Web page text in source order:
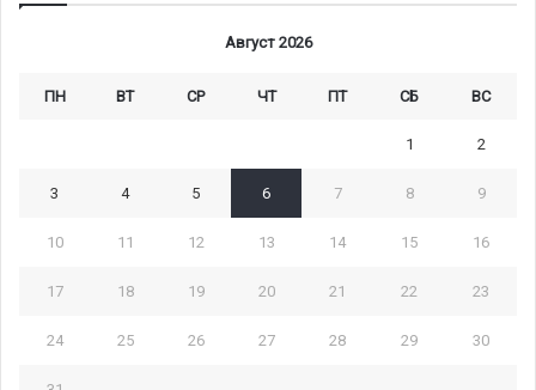
Август 2026
ПН ВТ СР ЧТ ПТ СБ ВС
1 2
3 4 5 6 7 8 9
10 11 12 13 14 15 16
17 18 19 20 21 22 23
24 25 26 27 28 29 30